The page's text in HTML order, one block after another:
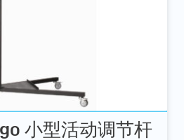
小型活动调节杆